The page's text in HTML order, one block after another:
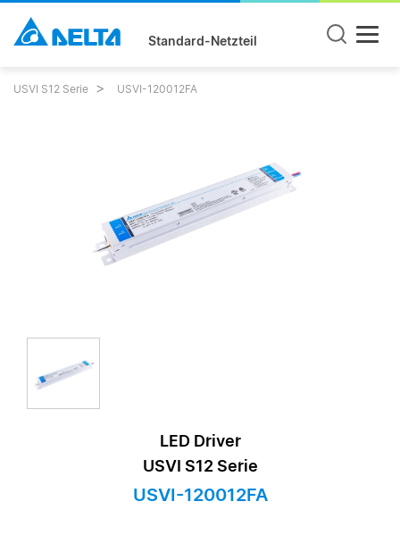
Standard-Netzteil
USVI S12 Serie USVI-120012FA
LED Driver
USVI S12 Serie
USVI-120012FA